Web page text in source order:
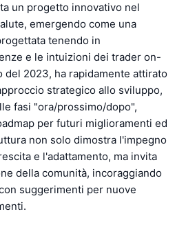
un progetto innovativo nel
emergendo come una
tenendo in
e le intuizioni dei trader on-
del 2023, ha rapidamente attirato
strategico allo sviluppo,
fasi "ora/prossimo/dopo",
per futuri miglioramenti ed
non solo dimostra l'impegno
e l'adattamento, ma invita
della comunità, incoraggiando
suggerimenti per nuove